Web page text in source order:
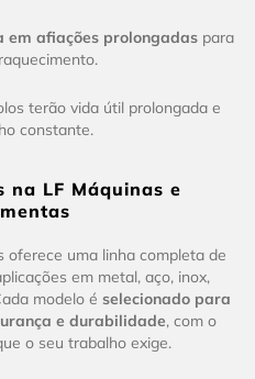
em afiações prolongadaspara
terão vida útil prolongada e
constante.
na LF Máquinas e
oferece uma linha completa de
em metal, aço, inox,
modelo é selecionado para
e durabilidade, com o
o seu trabalho exige.